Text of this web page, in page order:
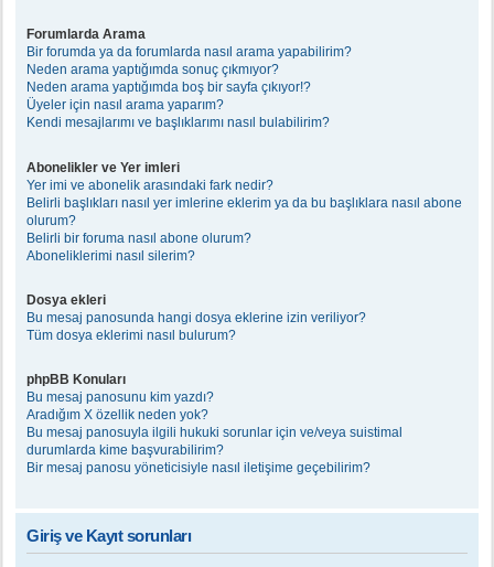
Forumlarda Arama
Bir forumda ya da forumlarda nasıl arama yapabilirim?
Neden arama yaptığımda sonuç çıkmıyor?
Neden arama yaptığımda boş bir sayfa çıkıyor!?
Üyeler için nasıl arama yaparım?
Kendi mesajlarımı ve başlıklarımı nasıl bulabilirim?
Abonelikler ve Yer imleri
Yer imi ve abonelik arasındaki fark nedir?
Belirli başlıkları nasıl yer imlerine eklerim ya da bu başlıklara nasıl abone
olurum?
Belirli bir foruma nasıl abone olurum?
Aboneliklerimi nasıl silerim?
Dosya ekleri
Bu mesaj panosunda hangi dosya eklerine izin veriliyor?
Tüm dosya eklerimi nasıl bulurum?
phpBB Konuları
Bu mesaj panosunu kim yazdı?
Aradığım X özellik neden yok?
Bu mesaj panosuyla ilgili hukuki sorunlar için ve/veya suistimal
durumlarda kime başvurabilirim?
Bir mesaj panosu yöneticisiyle nasıl iletişime geçebilirim?
Giriş ve Kayıt sorunları